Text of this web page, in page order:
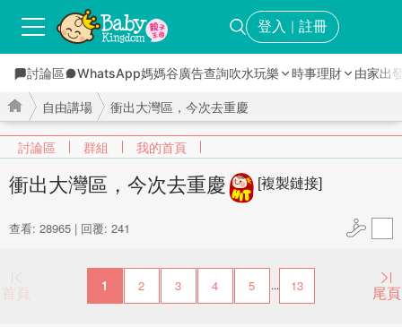
登入 ｜ 註冊
討論區 WhatsApp媽媽谷廣告查詢吹水玩樂 時事理財 由家出
討論區 群組 我的首頁
自由講場 衝出大灣區，今次去重慶
查看: 28965 | 回覆: 241
衝出大灣區，今次去重慶 [複製鏈接]
首頁 1 2 3 4 5 ... 13 尾頁